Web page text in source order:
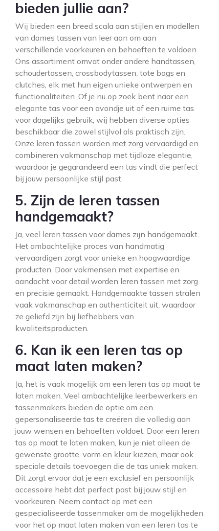
bieden jullie aan?
Wij bieden een breed scala aan stijlen en modellen
van dames tassen van leer aan om aan
verschillende voorkeuren en behoeften te voldoen.
Ons assortiment omvat onder andere handtassen,
schoudertassen, crossbodytassen, tote bags en
clutches, elk met hun eigen unieke ontwerpen en
functionaliteiten. Of je nu op zoek bent naar een
elegante tas voor een avondje uit of een ruime tas
voor dagelijks gebruik, wij hebben diverse opties
beschikbaar die zowel stijlvol als praktisch zijn.
Onze leren tassen worden met zorg vervaardigd en
combineren vakmanschap met tijdloze elegantie,
waardoor je gegarandeerd een tas vindt die perfect
bij jouw persoonlijke stijl past.
5. Zijn de leren tassen
handgemaakt?
Ja, veel leren tassen voor dames zijn handgemaakt.
Het ambachtelijke proces van handmatig
vervaardigen zorgt voor unieke en hoogwaardige
producten. Door vakmensen met expertise en
aandacht voor detail worden leren tassen met zorg
en precisie gemaakt. Handgemaakte tassen stralen
vaak vakmanschap en authenticiteit uit, waardoor
ze geliefd zijn bij liefhebbers van
kwaliteitsproducten.
6. Kan ik een leren tas op
maat laten maken?
Ja, het is vaak mogelijk om een leren tas op maat te
laten maken. Veel ambachtelijke leerbewerkers en
tassenmakers bieden de optie om een
gepersonaliseerde tas te creëren die volledig aan
jouw wensen en behoeften voldoet. Door een leren
tas op maat te laten maken, kun je niet alleen de
gewenste grootte, vorm en kleur kiezen, maar ook
speciale details toevoegen die de tas uniek maken.
Dit zorgt ervoor dat je een exclusief en persoonlijk
accessoire hebt dat perfect past bij jouw stijl en
voorkeuren. Neem contact op met een
gespecialiseerde tassenmaker om de mogelijkheden
voor het op maat laten maken van een leren tas te